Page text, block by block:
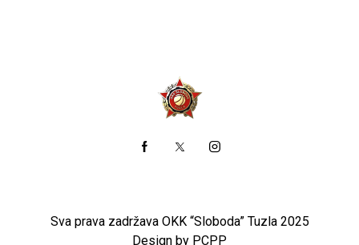
Sva prava zadržava OKK “Sloboda” Tuzla 2025
Design by PCPP